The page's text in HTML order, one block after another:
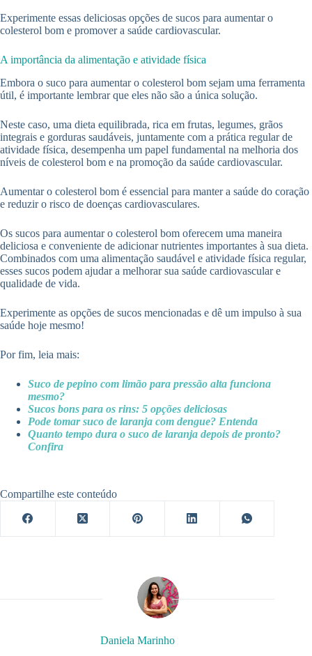
Experimente essas deliciosas opções de sucos para aumentar o
colesterol bom e promover a saúde cardiovascular.
A importância da alimentação e atividade física
Embora o suco para aumentar o colesterol bom sejam uma ferramenta
útil, é importante lembrar que eles não são a única solução.
Neste caso, uma dieta equilibrada, rica em frutas, legumes, grãos
integrais e gorduras saudáveis, juntamente com a prática regular de
atividade física, desempenha um papel fundamental na melhoria dos
níveis de colesterol bom e na promoção da saúde cardiovascular.
Aumentar o colesterol bom é essencial para manter a saúde do coração
e reduzir o risco de doenças cardiovasculares.
Os sucos para aumentar o colesterol bom oferecem uma maneira
deliciosa e conveniente de adicionar nutrientes importantes à sua dieta.
Combinados com uma alimentação saudável e atividade física regular,
esses sucos podem ajudar a melhorar sua saúde cardiovascular e
qualidade de vida.
Experimente as opções de sucos mencionadas e dê um impulso à sua
saúde hoje mesmo!
Por fim, leia mais:
Suco de pepino com limão para pressão alta funciona
mesmo?
Sucos bons para os rins: 5 opções deliciosas
Pode tomar suco de laranja com dengue? Entenda
Quanto tempo dura o suco de laranja depois de pronto?
Confira
Compartilhe este conteúdo
Daniela Marinho